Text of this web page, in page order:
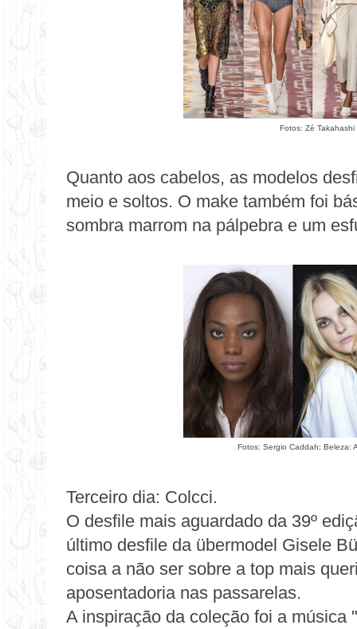
Fotos: Zé
Quanto aos cabelos, as modelos
meio e soltos. O make também foi
sombra marrom na pálpebra e um
Fotos: Sergio Caddah; Beleza:
Terceiro dia: Colcci.
O desfile mais aguardado da 39º
último desfile da übermodel Gisele
coisa a não ser sobre a top mais
aposentadoria nas passarelas.
A inspiração da coleção foi a música